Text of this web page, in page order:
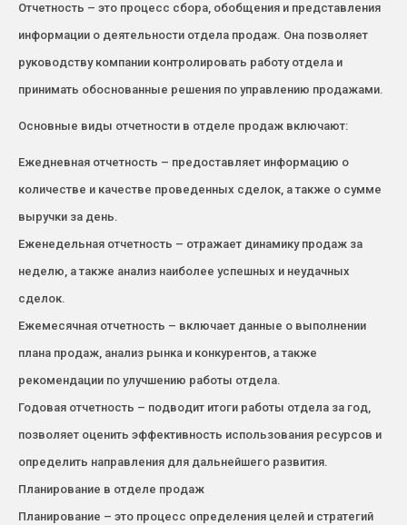
Отчетность – это процесс сбора, обобщения и представления
информации о деятельности отдела продаж. Она позволяет
руководству компании контролировать работу отдела и
принимать обоснованные решения по управлению продажами.
Основные виды отчетности в отделе продаж включают:
Ежедневная отчетность – предоставляет информацию о
количестве и качестве проведенных сделок, а также о сумме
выручки за день.
Еженедельная отчетность – отражает динамику продаж за
неделю, а также анализ наиболее успешных и неудачных
сделок.
Ежемесячная отчетность – включает данные о выполнении
плана продаж, анализ рынка и конкурентов, а также
рекомендации по улучшению работы отдела.
Годовая отчетность – подводит итоги работы отдела за год,
позволяет оценить эффективность использования ресурсов и
определить направления для дальнейшего развития.
Планирование в отделе продаж
Планирование – это процесс определения целей и стратегий